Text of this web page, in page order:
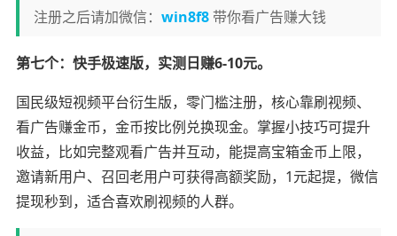
注册之后请加微信： win8f8带你看广告赚大钱
第七个：快手极速版，实测日赚6-10元。
国民级短视频平台衍生版，零门槛注册，核心靠刷视频、
看广告赚金币，金币按比例兑换现金。掌握小技巧可提升
收益，比如完整观看广告并互动，能提高宝箱金币上限，
邀请新用户、召回老用户可获得高额奖励，1元起提，微信
提现秒到，适合喜欢刷视频的人群。